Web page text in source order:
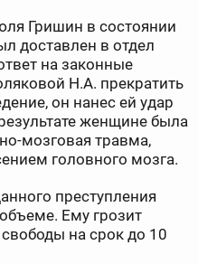
Гришин в состоянии
доставлен в отдел
на законные
Н.А. прекратить
он нанес ей удар
женщине была
мозговая травма,
головного мозга.
преступления
Ему грозит
на срок до 10